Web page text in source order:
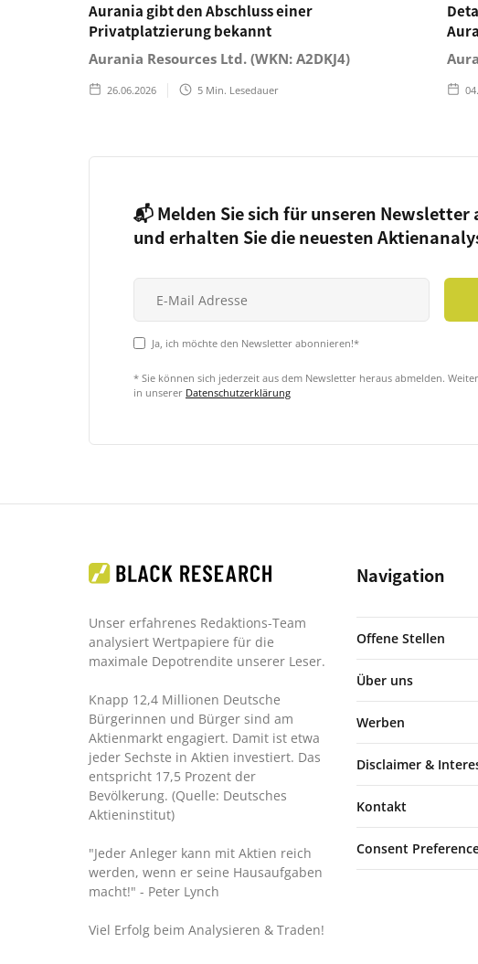
Aurania gibt den Abschluss einer
Privatplatzierung bekannt
Aurania Resources Ltd. (WKN: A2DKJ4)
26.06.2026 5 Min. Lesedauer
📬 Melden Sie sich für unseren Newsletter
und erhalten Sie die neuesten
Ja, ich möchte den Newsletter abonnieren!*
* Sie können sich jederzeit aus dem Newsletter heraus abmelden.
in unserer Datenschutzerklärung
Unser erfahrenes Redaktions-Team
analysiert Wertpapiere für die
maximale Depotrendite unserer Leser.
Knapp 12,4 Millionen Deutsche
Bürgerinnen und Bürger sind am
Aktienmarkt engagiert. Damit ist etwa
jeder Sechste in Aktien investiert. Das
entspricht 17,5 Prozent der
Bevölkerung. (Quelle: Deutsches
Aktieninstitut)
"Jeder Anleger kann mit Aktien reich
werden, wenn er seine Hausaufgaben
macht!" - Peter Lynch
Viel Erfolg beim Analysieren & Traden!
Navigation
Offene Stellen
Über uns
Werben
Disclaimer &
Kontakt
Consent